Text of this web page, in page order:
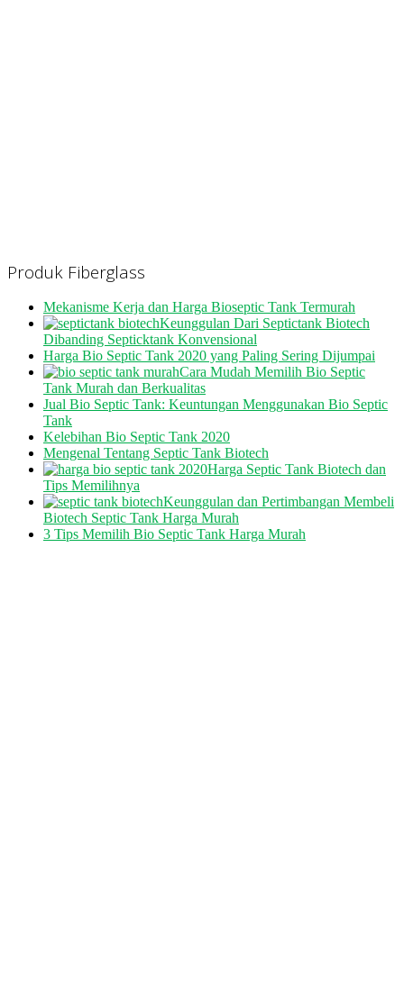
Produk Fiberglass
Mekanisme Kerja dan Harga Bioseptic Tank Termurah
Keunggulan Dari Septictank Biotech
Dibanding Septicktank Konvensional
Harga Bio Septic Tank 2020 yang Paling Sering Dijumpai
Cara Mudah Memilih Bio Septic
Tank Murah dan Berkualitas
Jual Bio Septic Tank: Keuntungan Menggunakan Bio Septic
Tank
Kelebihan Bio Septic Tank 2020
Mengenal Tentang Septic Tank Biotech
Harga Septic Tank Biotech dan
Tips Memilihnya
Keunggulan dan Pertimbangan Membeli
Biotech Septic Tank Harga Murah
3 Tips Memilih Bio Septic Tank Harga Murah